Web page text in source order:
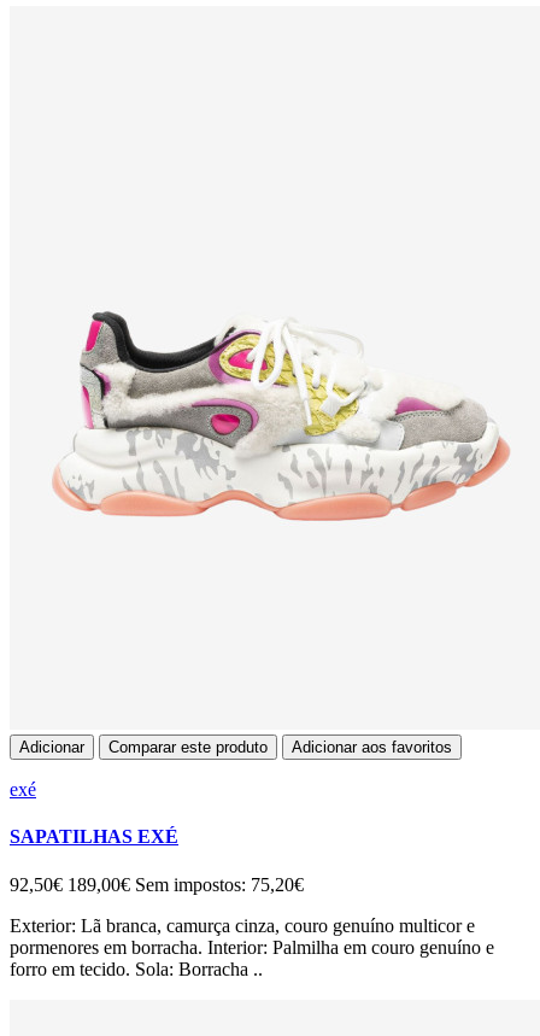
Adicionar Comparar este produto Adicionar aos favoritos
exé
SAPATILHAS EXÉ
92,50€ 189,00€ Sem impostos: 75,20€
Exterior: Lã branca, camurça cinza, couro genuíno multicor e
pormenores em borracha. Interior: Palmilha em couro genuíno e
forro em tecido. Sola: Borracha ..